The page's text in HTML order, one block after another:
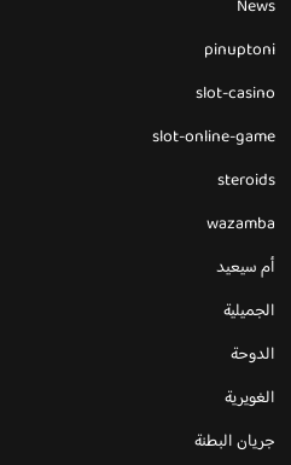
News
pinuptoni
slot-casino
slot-online-game
steroids
wazamba
أم سيعيد
الجميلية
الدوحة
الغويرية
جريان البطنة